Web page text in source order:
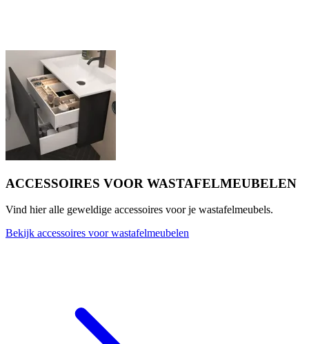
ACCESSOIRES VOOR WASTAFELMEUBELEN
Vind hier alle geweldige accessoires voor je wastafelmeubels.
Bekijk accessoires voor wastafelmeubelen